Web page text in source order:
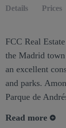
Details Prices
FCC Real
the Madrid
an excellent
and parks.
Parque de
Read more